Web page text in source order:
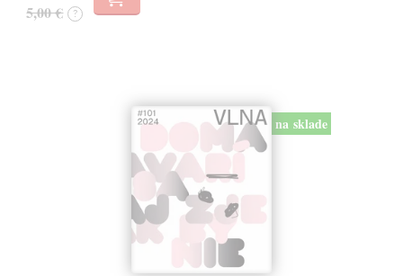
5,00 € ?
na sklade